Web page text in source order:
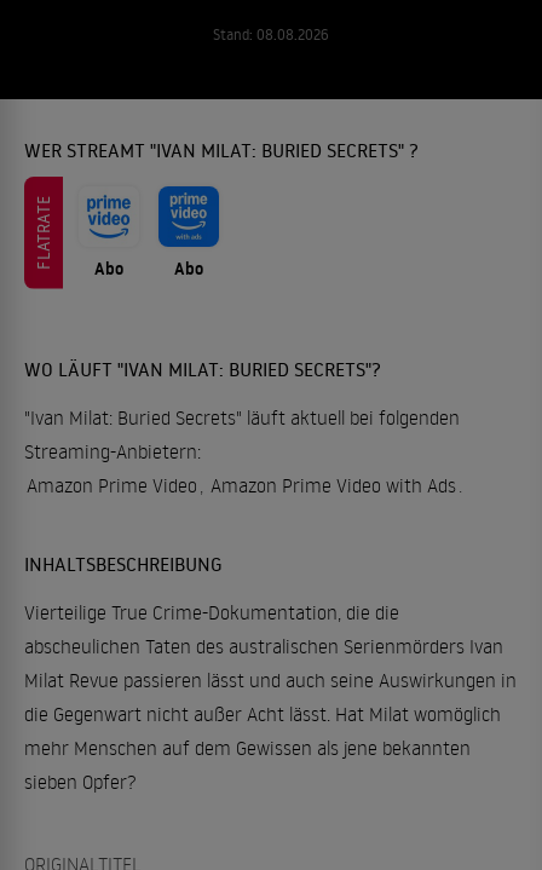
Stand: 08.08.2026
WER STREAMT "IVAN MILAT: BURIED SECRETS" ?
FLATRATE Abo Abo
WO LÄUFT "IVAN MILAT: BURIED SECRETS"?
"Ivan Milat: Buried Secrets" läuft aktuell bei folgenden
Streaming-Anbietern:
Amazon Prime Video
Amazon Prime Video with Ads
INHALTSBESCHREIBUNG
Vierteilige True Crime-Dokumentation, die die
abscheulichen Taten des australischen Serienmörders Ivan
Milat Revue passieren lässt und auch seine Auswirkungen in
die Gegenwart nicht außer Acht lässt. Hat Milat womöglich
mehr Menschen auf dem Gewissen als jene bekannten
sieben Opfer?
ORIGINALTITEL